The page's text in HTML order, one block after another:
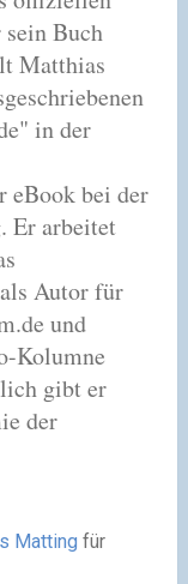
Buch
Matthias
in der
eBook bei der
Er arbeitet
Autor für
und
Kolumne
gibt er
der
Matting für